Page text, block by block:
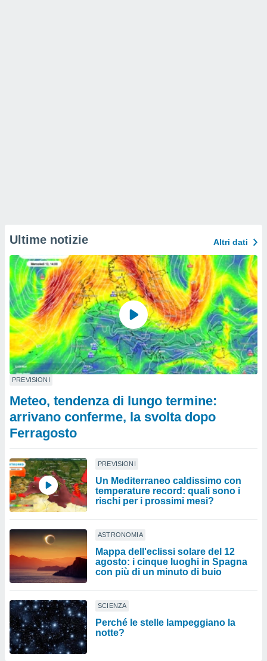
Ultime notizie Altri dati
PREVISIONI
Meteo, tendenza di lungo termine:
arrivano conferme, la svolta dopo
Ferragosto
PREVISIONI
Un Mediterraneo caldissimo con
temperature record: quali sono i
rischi per i prossimi mesi?
ASTRONOMIA
Mappa dell'eclissi solare del 12
agosto: i cinque luoghi in Spagna
con più di un minuto di buio
SCIENZA
Perché le stelle lampeggiano la
notte?